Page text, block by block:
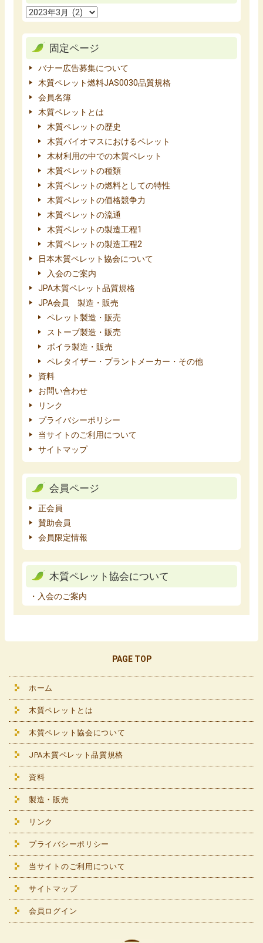
固定ページ
バナー広告募集について
木質ペレット燃料JAS0030品質規格
会員名簿
木質ペレットとは
木質ペレットの歴史
木質バイオマスにおけるペレット
木材利用の中での木質ペレット
木質ペレットの種類
木質ペレットの燃料としての特性
木質ペレットの価格競争力
木質ペレットの流通
木質ペレットの製造工程1
木質ペレットの製造工程2
日本木質ペレット協会について
入会のご案内
JPA木質ペレット品質規格
JPA会員 製造・販売
ペレット製造・販売
ストーブ製造・販売
ボイラ製造・販売
ペレタイザー・プラントメーカー・その他
資料
お問い合わせ
リンク
プライバシーポリシー
当サイトのご利用について
サイトマップ
会員ページ
正会員
賛助会員
会員限定情報
木質ペレット協会について
・入会のご案内
PAGE TOP
ホーム
木質ペレットとは
木質ペレット協会について
JPA木質ペレット品質規格
資料
製造・販売
リンク
プライバシーポリシー
当サイトのご利用について
サイトマップ
会員ログイン